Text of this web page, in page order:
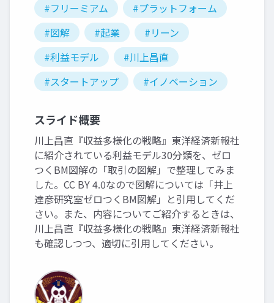
#フリーミアム
#プラットフォーム
#図解
#起業
#リーン
#利益モデル
#川上昌直
#スタートアップ
#イノベーション
スライド概要
川上昌直『収益多様化の戦略』東洋経済新報社
に紹介されている利益モデル30分類を、ゼロ
つくBM図解の「取引の図解」で整理してみま
した。CC BY 4.0なので図解については「井上
達彦研究室ゼロつくBM図解」と引用してくだ
さい。また、内容についてご紹介するときは、
川上昌直『収益多様化の戦略』東洋経済新報社
も確認しつつ、適切に引用してください。